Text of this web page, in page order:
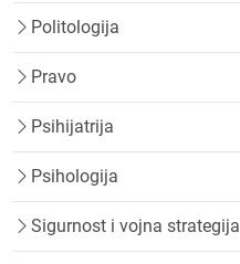
Politologija
Pravo
Psihijatrija
Psihologija
Sigurnost i vojna strategija